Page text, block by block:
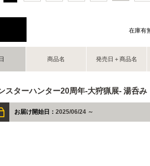
在庫有
商品名 発売日＋商品名
スターハンター20周年-大狩猟展- 湯呑み
お届け開始日： 2025/06/24 ～